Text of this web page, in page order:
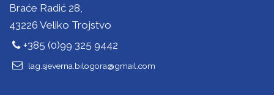
Braće Radić 28,
43226 Veliko Trojstvo
+385 (0)99 325 9442
lag.sjeverna.bilogora@gmail.com